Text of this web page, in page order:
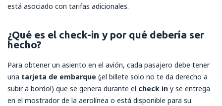
está asociado con tarifas adicionales.
¿Qué es el check-in y por qué debería ser
hecho?
Para obtener un asiento en el avión, cada pasajero debe tener
una tarjeta de embarque (¡el billete solo no te da derecho a
subir a bordo!) que se genera durante el check in y se entrega
en el mostrador de la aerolínea o está disponible para su